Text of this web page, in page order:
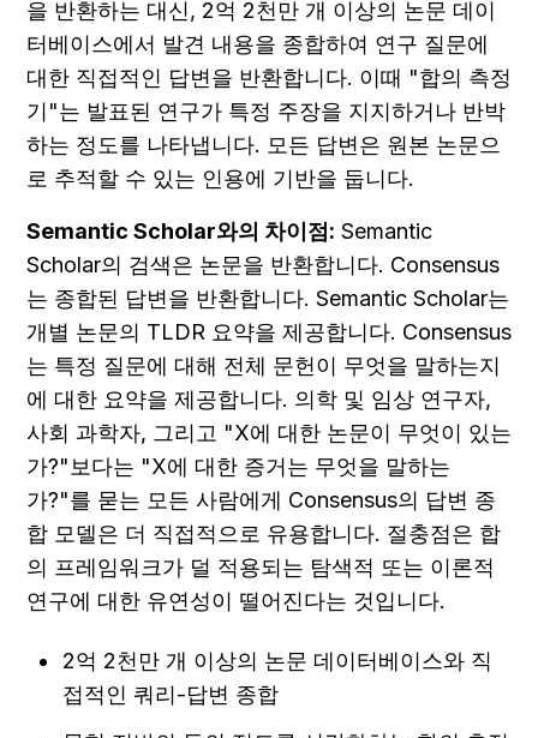
을 반환하는 대신, 2억 2천만 개 이상의 논문 데이
터베이스에서 발견 내용을 종합하여 연구 질문에
대한 직접적인 답변을 반환합니다. 이때 "합의 측정
기"는 발표된 연구가 특정 주장을 지지하거나 반박
하는 정도를 나타냅니다. 모든 답변은 원본 논문으
로 추적할 수 있는 인용에 기반을 둡니다.
Semantic Scholar와의 차이점: Semantic
Scholar의 검색은 논문을 반환합니다. Consensus
는 종합된 답변을 반환합니다. Semantic Scholar는
개별 논문의 TLDR 요약을 제공합니다. Consensus
는 특정 질문에 대해 전체 문헌이 무엇을 말하는지
에 대한 요약을 제공합니다. 의학 및 임상 연구자,
사회 과학자, 그리고 "X에 대한 논문이 무엇이 있는
가?"보다는 "X에 대한 증거는 무엇을 말하는
가?"를 묻는 모든 사람에게 Consensus의 답변 종
합 모델은 더 직접적으로 유용합니다. 절충점은 합
의 프레임워크가 덜 적용되는 탐색적 또는 이론적
연구에 대한 유연성이 떨어진다는 것입니다.
2억 2천만 개 이상의 논문 데이터베이스와 직
접적인 쿼리-답변 종합